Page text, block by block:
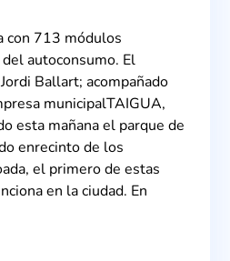
con 713 módulos
autoconsumo. El
Ballart; acompañado
municipalTAIGUA,
esta mañana el parque de
enrecinto de los
el primero de estas
en la ciudad. En